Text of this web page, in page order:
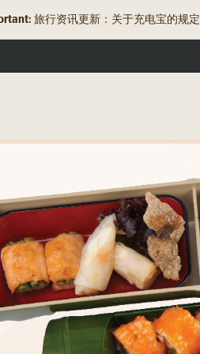
旅行资讯更新：关于充电宝的规定